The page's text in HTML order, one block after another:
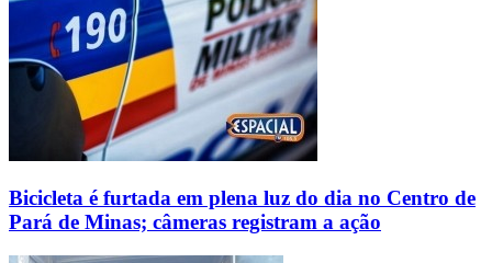
Bicicleta é furtada em plena luz do dia no Centro de
Pará de Minas; câmeras registram a ação